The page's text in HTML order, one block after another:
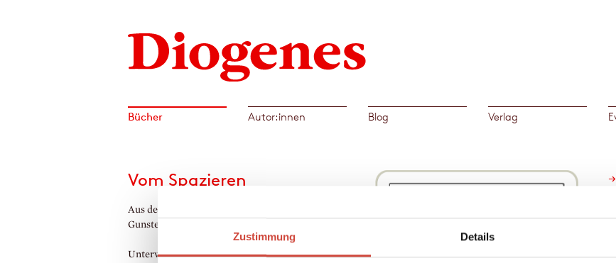
Zustimmung Details
Bücher Autor:innen Blog Verlag
Vom Spazieren
Aus dem Amerikanischen von Dirk van
Gunsteren
Unterwegssein als Lebensmodell: Für Henry
→